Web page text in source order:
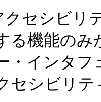
クセシビリ
る機能の
・インタ
セシビリ